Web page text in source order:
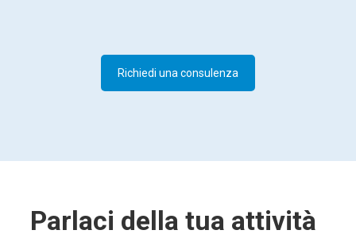
Richiedi una consulenza
Parlaci della tua attività